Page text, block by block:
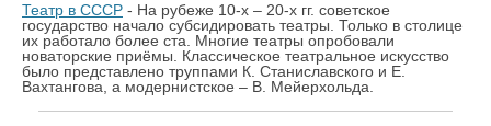
Театр в СССР - На рубеже 10-х – 20-х гг. советское
государство начало субсидировать театры. Только в столице
их работало более ста. Многие театры опробовали
новаторские приёмы. Классическое театральное искусство
было представлено труппами К. Станиславского и Е.
Вахтангова, а модернистское – В. Мейерхольда.